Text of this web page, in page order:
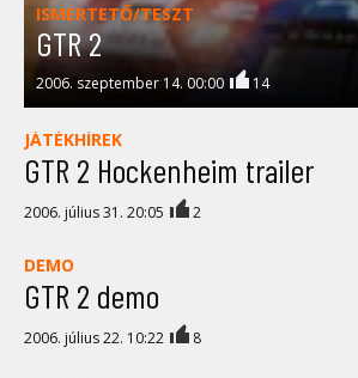
ISMERTETŐ/TESZT
GTR 2
2006. szeptember 14. 00:00 14
JÁTÉKHÍREK
GTR 2 Hockenheim trailer
2006. július 31. 20:05 2
DEMO
GTR 2 demo
2006. július 22. 10:22 8